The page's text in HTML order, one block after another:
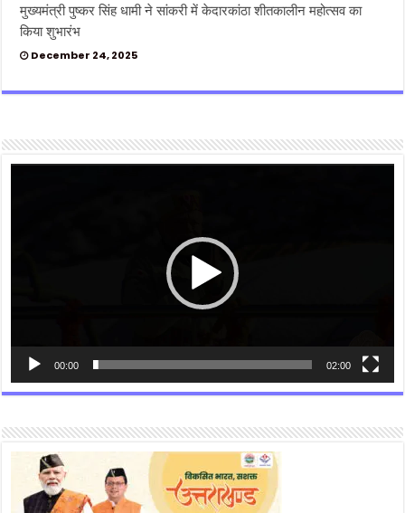
मुख्यमंत्री पुष्कर सिंह धामी ने सांकरी में केदारकांठा शीतकालीन महोत्सव का
किया शुभारंभ
December 24, 2025
00:00 02:00